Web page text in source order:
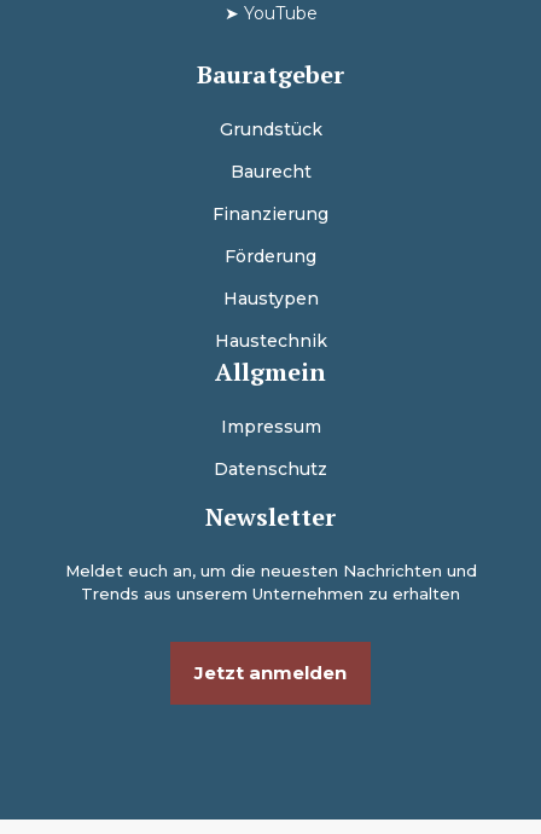
➤ YouTube
Bauratgeber
Grundstück
Baurecht
Finanzierung
Förderung
Haustypen
Haustechnik
Allgmein
Impressum
Datenschutz
Newsletter
Meldet euch an, um die neuesten Nachrichten und
Trends aus unserem Unternehmen zu erhalten
Jetzt anmelden